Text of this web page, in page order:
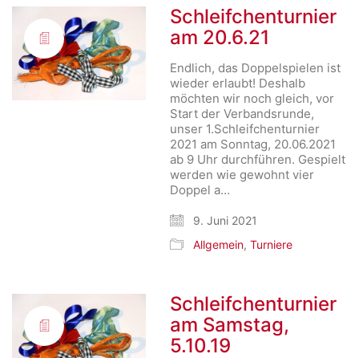
Schleifchenturnier
am 20.6.21
Endlich, das Doppelspielen ist
wieder erlaubt! Deshalb
möchten wir noch gleich, vor
Start der Verbandsrunde,
unser 1.Schleifchenturnier
2021 am Sonntag, 20.06.2021
ab 9 Uhr durchführen. Gespielt
werden wie gewohnt vier
Doppel a…
9. Juni 2021
Allgemein,Turniere
Schleifchenturnier
am Samstag,
5.10.19